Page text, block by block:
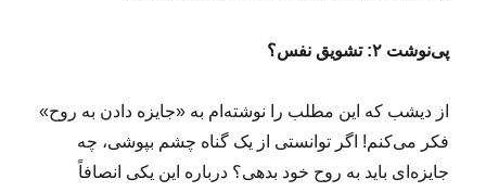
پی‌نوشت ۲: تشویق نفس؟
از دیشب که این مطلب را نوشته‌ام به «جایزه دادن به روح»
فکر می‌کنم! اگر توانستی از یک گناه چشم بپوشی، چه
جایزه‌ای باید به روح خود بدهی؟ درباره این یکی انصافاً